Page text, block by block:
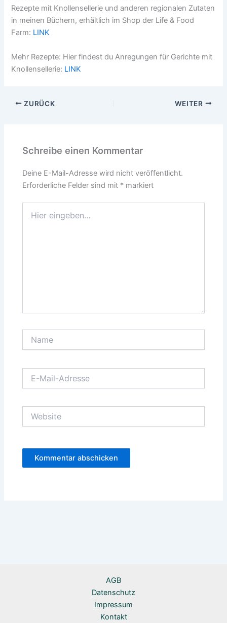
Rezepte mit Knollensellerie und anderen regionalen Zutaten
in meinen Büchern, erhältlich im Shop der Life & Food
Farm: LINK
Mehr Rezepte: Hier findest du Anregungen für Gerichte mit
Knollensellerie: LINK
ZURÜCK WEITER
Schreibe einen Kommentar
Deine E-Mail-Adresse wird nicht veröffentlicht.
Erforderliche Felder sind mit * markiert
eingeben…
Mail-
AGB
Datenschutz
Impressum
Kontakt